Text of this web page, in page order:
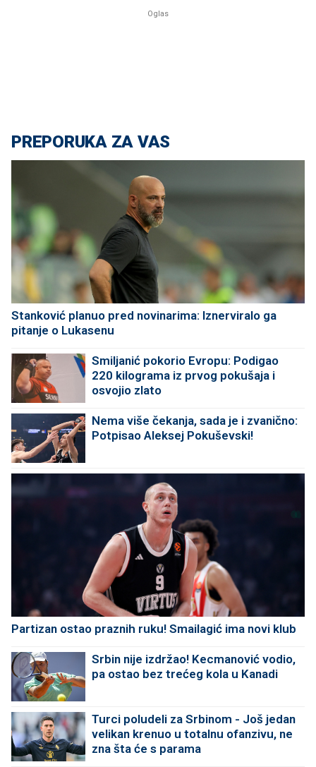
PREPORUKA ZA VAS
Stanković planuo pred novinarima: Iznerviralo ga
pitanje o Lukasenu
Smiljanić pokorio Evropu: Podigao
220 kilograma iz prvog pokušaja i
osvojio zlato
Nema više čekanja, sada je i zvanično:
Potpisao Aleksej Pokuševski!
Partizan ostao praznih ruku! Smailagić ima novi klub
Srbin nije izdržao! Kecmanović vodio,
pa ostao bez trećeg kola u Kanadi
Turci poludeli za Srbinom - Još jedan
velikan krenuo u totalnu ofanzivu, ne
zna šta će s parama